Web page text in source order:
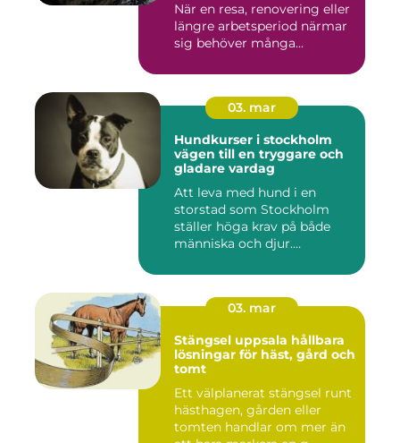
När en resa, renovering eller
längre arbetsperiod närmar
sig behöver många...
03. mar
Hundkurser i stockholm
vägen till en tryggare och
gladare vardag
Att leva med hund i en
storstad som Stockholm
ställer höga krav på både
människa och djur.
03. mar
Stängsel uppsala hållbara
lösningar för häst, gård och
tomt
Ett välplanerat stängsel runt
hästhagen, gården eller
tomten handlar om mer än